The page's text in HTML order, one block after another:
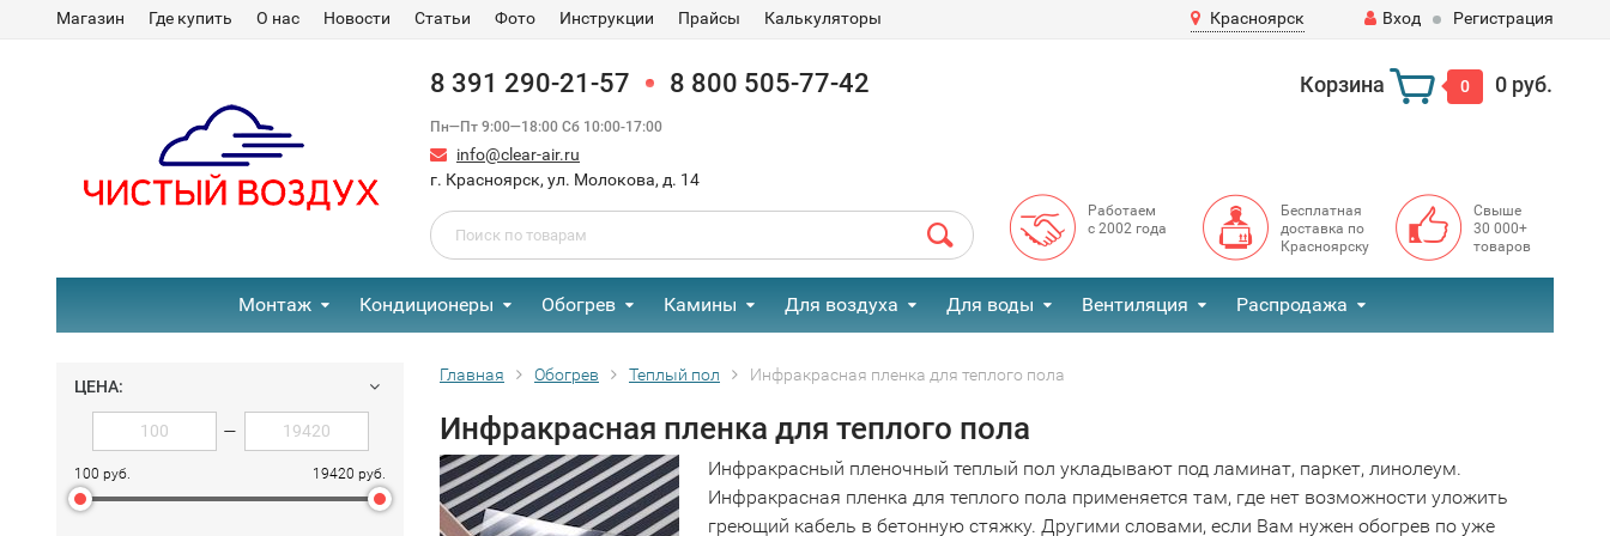
Магазин Где купить О нас Новости Статьи Фото Инструкции Прайсы Калькуляторы Красноярск Вход Регистрация
8 391 290-21-57 8 800 505-77-42
Пн—Пт 9:00—18:00 Сб 10:00-17:00
info@clear-air.ru
г. Красноярск, ул. Молокова, д. 14
Корзина 0 0 руб.
Работаем
с 2002 года
Бесплатная
доставка по
Красноярску
Свыше
30 000+
товаров
Монтаж Кондиционеры Обогрев Камины Для воздуха Для воды Вентиляция Распродажа
ЦЕНА:
—
100 руб. 19420 руб.
Главная Обогрев Теплый пол Инфракрасная пленка для теплого пола
Инфракрасная пленка для теплого пола
Инфракрасный пленочный теплый пол укладывают под ламинат, паркет, линолеум.
Инфракрасная пленка для теплого пола применяется там, где нет возможности уложить
греющий кабель в бетонную стяжку. Другими словами, если Вам нужен обогрев по уже